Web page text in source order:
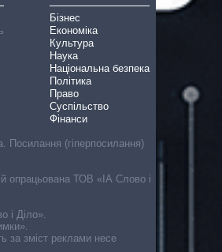
Бізнес
Економіка
Культура
Наука
Національна безпека
Політика
Право
Суспільство
Фінанси
Посилання (гіперпосилання)
й опрацьована ТОВ «ІА Слово і
і Діло».
за зміст реклами несе